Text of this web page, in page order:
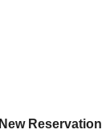
New Reservation